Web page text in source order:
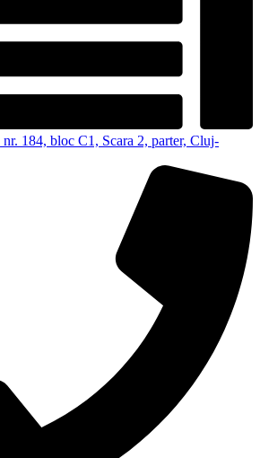
184, bloc C1, Scara 2, parter, Cluj-